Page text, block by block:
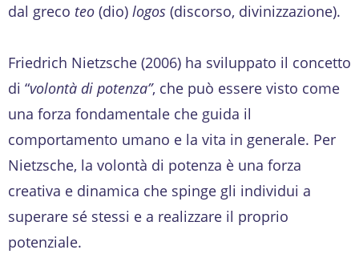
dal greco teo (dio) logos (discorso, divinizzazione).
Friedrich Nietzsche (2006) ha sviluppato il concetto
di “volontà di potenza”, che può essere visto come
una forza fondamentale che guida il
comportamento umano e la vita in generale. Per
Nietzsche, la volontà di potenza è una forza
creativa e dinamica che spinge gli individui a
superare sé stessi e a realizzare il proprio
potenziale.